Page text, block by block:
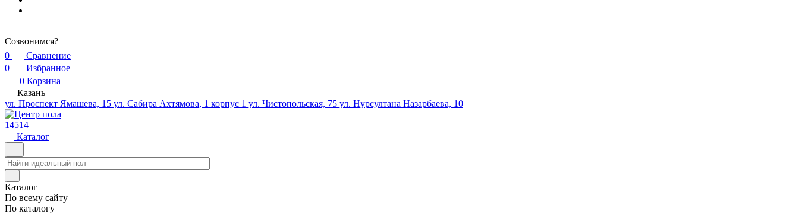
Созвонимся?
0
Сравнение
0
Избранное
0 Корзина
Казань
ул. Проспект Ямашева, 15 ул. Сабира Ахтямова, 1 корпус 1 ул. Чистопольская, 75 ул. Нурсултана Назарбаева, 10
14514
Каталог
Каталог
По всему сайту
По каталогу